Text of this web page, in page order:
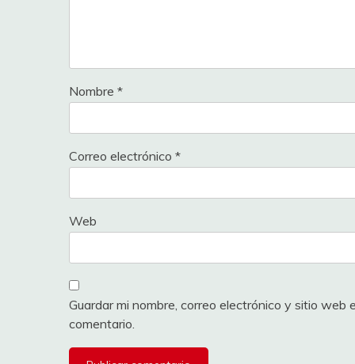
Nombre *
Correo electrónico *
Web
Guardar mi nombre, correo electrónico y sitio
comentario.